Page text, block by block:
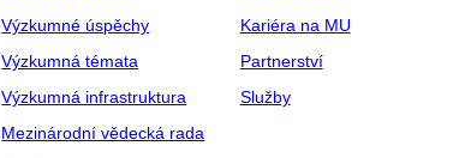
Výzkumné úspěchy
Výzkumná témata
Výzkumná infrastruktura
Mezinárodní vědecká rada
Kariéra na MU
Partnerství
Služby